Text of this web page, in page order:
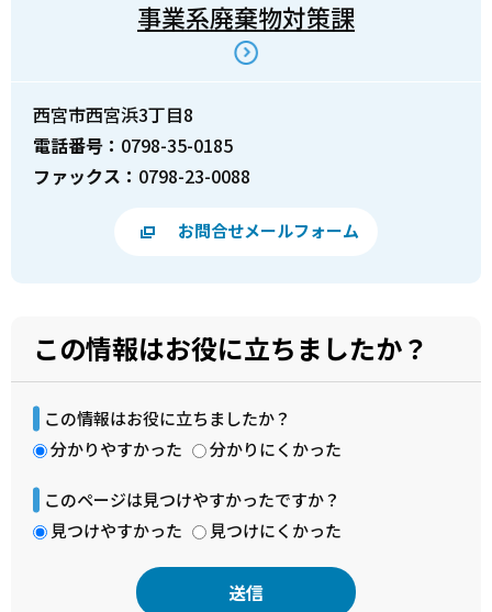
事業系廃棄物対策課
西宮市西宮浜3丁目8
電話番号： 0798-35-0185
ファックス： 0798-23-0088
お問合せメールフォーム
この情報はお役に立ちましたか？
この情報はお役に立ちましたか？
分かりやすかった
分かりにくかった
このページは見つけやすかったですか？
見つけやすかった
見つけにくかった